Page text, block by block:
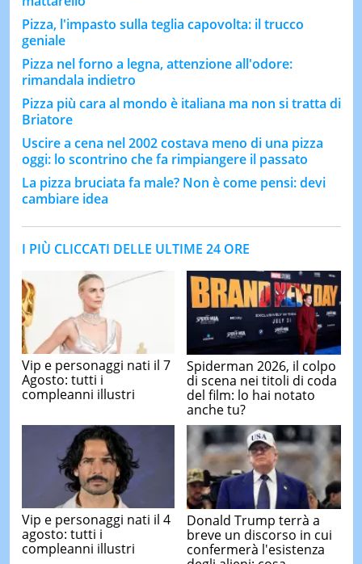
Pizza, l'impasto sulla teglia capovolta: il trucco
geniale
Pizza nel forno a legna, attenzione all'odore:
rimandala indietro
Pizza più cara al mondo è italiana ma non si tratta di
Briatore
Uscire a cena nel 2002 costava meno di una pizza
oggi: lo scontrino che fa rimpiangere il passato
La pizza bruciata fa male? Non è come pensi: devi
cambiare idea
I PIÙ CLICCATI DELLE ULTIME 24 ORE
Vip e personaggi nati il 7
Agosto: tutti i
compleanni illustri
Spiderman 2026, il colpo
di scena nei titoli di coda
del film: lo hai notato
anche tu?
Vip e personaggi nati il 4
agosto: tutti i
compleanni illustri
Donald Trump terrà a
breve un discorso in cui
confermerà l'esistenza